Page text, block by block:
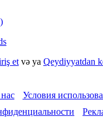
et və ya Qeydiyyatdan
Условия